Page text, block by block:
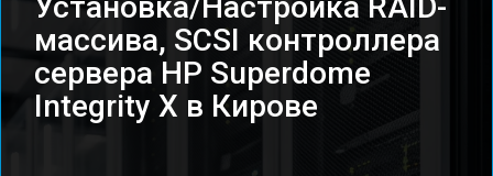
массива, SCSI контроллера
сервера HP Superdome
Integrity Х в Кирове